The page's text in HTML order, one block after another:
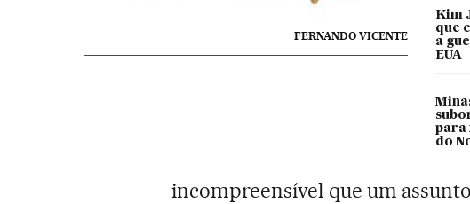
FERNANDO VICENTE
Kim
que
a
EUA
para
do
incompreensível que um